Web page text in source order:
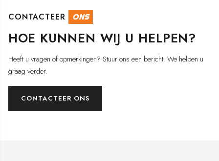
CONTACTEER ONS
HOE KUNNEN WIJ U HELPEN?
Heeft u vragen of opmerkingen? Stuur ons een bericht. We helpen u
graag verder.
CONTACTEER ONS